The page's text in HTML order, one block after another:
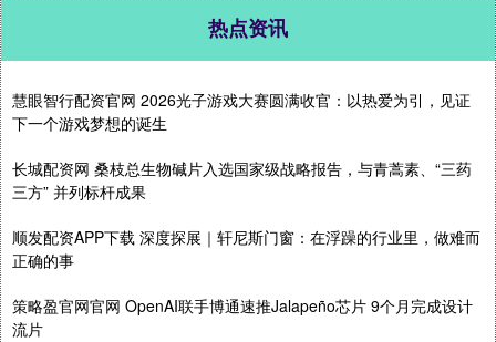
热点资讯
慧眼智行配资官网 2026光子游戏大赛圆满收官：以热爱为引，见证
下一个游戏梦想的诞生
长城配资网 桑枝总生物碱片入选国家级战略报告，与青蒿素、“三药
三方” 并列标杆成果
顺发配资APP下载 深度探展｜轩尼斯门窗：在浮躁的行业里，做难而
正确的事
策略盈官网官网 OpenAI联手博通速推Jalapeño芯片 9个月完成设计
流片